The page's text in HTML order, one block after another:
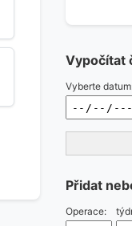
Vypočítat
Vyberte
Přidat
Operace: